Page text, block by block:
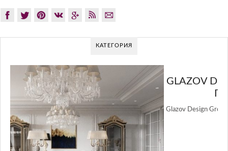
КАТЕГОРИЯ